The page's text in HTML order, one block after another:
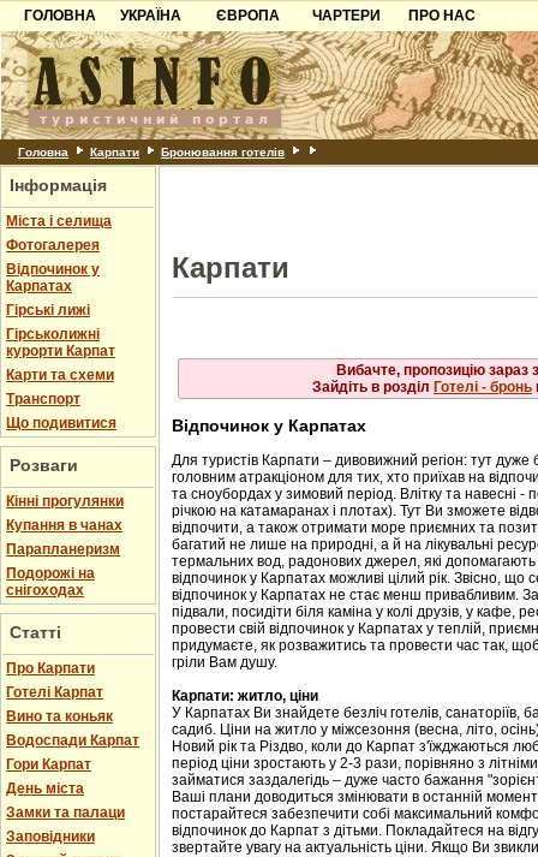
ГОЛОВНА
УКРАЇНА
Карпати
Азов
Причорноморря
Шацьк
ЄВРОПА
Чорногорія
Хорватія
Болгарія
Албанія
ЧАРТЕРИ
ПРО НАС
Контакти
Партнерам
Додати готель
Головна Карпати Бронювання готелів
Інформація
Міста і селища
Фотогалерея
Відпочинок у
Карпатах
Гірські лижі
Гірськолижні
курорти Карпат
Карти та схеми
Транспорт
Що подивитися
Розваги
Кінні прогулянки
Купання в чанах
Парапланеризм
Подорожі на
снігоходах
Статті
Про Карпати
Готелі Карпат
Вино та коньяк
Водоспади Карпат
Гори Карпат
День міста
Замки та палаци
Заповідники
Карпати
Вибачте, пропозицію зараз
Зайдіть в розділ Готелі - бронь
Відпочинок у Карпатах
Для туристів Карпати – дивовижний регіон: тут дуже
головним атракціоном для тих, хто приїхав на
та сноубордах у зимовий період. Влітку та навесні
річкою на катамаранах і плотах). Тут Ви зможете
відпочити, а також отримати море приємних та
багатий не лише на природні, а й на лікувальні
термальних вод, радонових джерел, які допомагають
відпочинок у Карпатах можливі цілий рік. Звісно, що
відпочинок у Карпатах не стає менш привабливим.
підвали, посидіти біля каміна у колі друзів, у кафе,
провести свій відпочинок у Карпатах у теплій,
придумаєте, як розважитись та провести час так,
гріли Вам душу.
Карпати: житло, ціни
У Карпатах Ви знайдете безліч готелів, санаторіїв,
садиб. Ціни на житло у міжсезоння (весна, літо,
Новий рік та Різдво, коли до Карпат з'їжджаються
період ціни зростають у 2-3 рази, порівняно з
займатися заздалегідь – дуже часто бажання
Ваші плани доводиться змінювати в останній
постарайтеся забезпечити собі максимальний
відпочинок до Карпат з дітьми. Покладайтеся на
звертайте увагу на актуальність ціни. Якщо Ви
Рахів
Свалява
Ужгород
Чинадійово
Шаян
Ясіня
Львів